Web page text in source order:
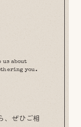
us about
you.
、ぜひご相